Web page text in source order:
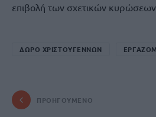
επιβολή των σχετικών κυρώσεων.
ΔΩΡΟ ΧΡΙΣΤΟΥΓΕΝΝΩΝ
ΠΡΟΗΓΟΎΜΕΝΟ